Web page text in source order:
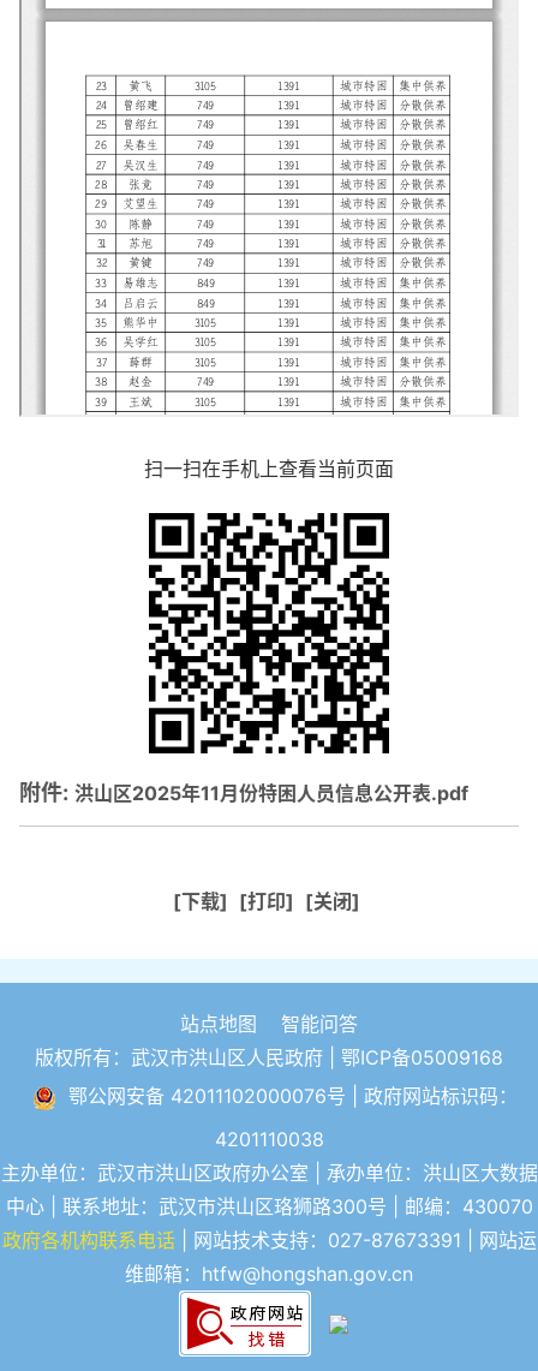
扫一扫在手机上查看当前页面
附件: 洪山区2025年11月份特困人员信息公开表.pdf
[下载] [打印] [关闭]
站点地图
智能问答
版权所有：武汉市洪山区人民政府 | 鄂ICP备05009168
鄂公网安备 42011102000076号 | 政府网站标识码：
4201110038
主办单位：武汉市洪山区政府办公室 | 承办单位：洪山区大数据
中心 | 联系地址：武汉市洪山区珞狮路300号 | 邮编：430070
政府各机构联系电话| 网站技术支持：027-87673391 | 网站运
维邮箱：htfw@hongshan.gov.cn